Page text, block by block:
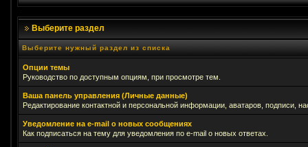
Выберите раздел
Выберите нужный раздел из списка
Опции темы
Руководство по доступным опциям, при просмотре тем.
Ваша панель управления (Личные данные)
Редактирование контактной и персональной информации, аватаров, подписи,
Уведомление на e-mail о новых сообщениях
Как подписаться на тему для уведомления по e-mail о новых ответах.